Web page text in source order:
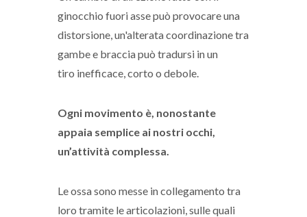
ginocchio fuori asse può provocare una
distorsione, un'alterata coordinazione tra
gambe e braccia può tradursi in un
tiro inefficace, corto o debole.
Ogni movimento è, nonostante
appaia semplice ai nostri occhi,
un’attività complessa.
Le ossa sono messe in collegamento tra
loro tramite le articolazioni, sulle quali